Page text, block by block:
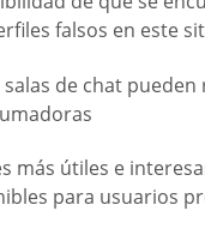
falsos en este
salas de chat
más útiles e
para usuarios